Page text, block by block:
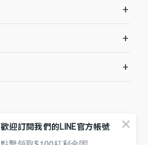
+
+
+
歡迎訂閱我們的LINE官方帳號